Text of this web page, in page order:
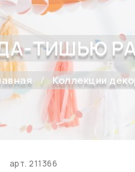
ТИШЬЮ
Коллекции
арт.211366